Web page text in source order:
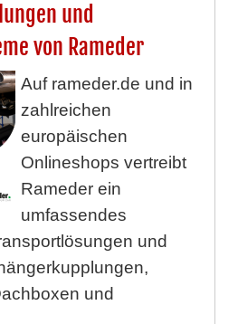
und
von Rameder
Auf rameder.de und in
zahlreichen
europäischen
Onlineshops vertreibt
Rameder ein
umfassendes
und
und